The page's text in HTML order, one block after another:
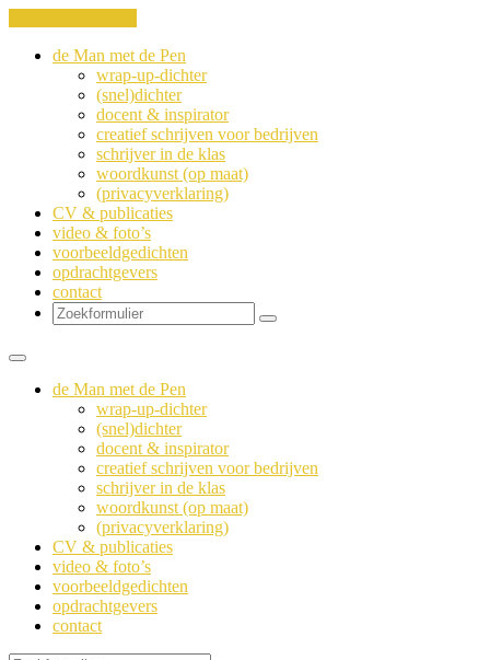
de Man met de Pen
wrap-up-dichter
(snel)dichter
docent & inspirator
creatief schrijven voor bedrijven
schrijver in de klas
woordkunst (op maat)
(privacyverklaring)
CV & publicaties
video & foto’s
voorbeeldgedichten
opdrachtgevers
contact
Zoeken
de Man met de Pen
wrap-up-dichter
(snel)dichter
docent & inspirator
creatief schrijven voor bedrijven
schrijver in de klas
woordkunst (op maat)
(privacyverklaring)
CV & publicaties
video & foto’s
voorbeeldgedichten
opdrachtgevers
contact